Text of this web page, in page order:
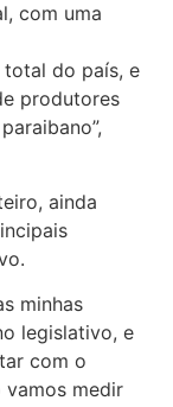
com uma
do país, e
produtores
ainda
minhas
legislativo, e
com o
vamos medir